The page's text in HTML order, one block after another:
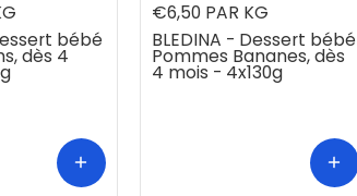
bébé
dès 4
BLEDINA - Dessert bébé
Pommes Bananes, dès
4 mois - 4x130g
€6,50 PAR KG